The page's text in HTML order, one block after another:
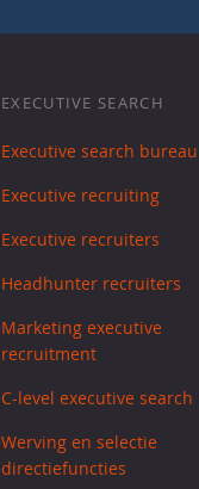
EXECUTIVE SEARCH
Executive search bureau
Executive recruiting
Executive recruiters
Headhunter recruiters
Marketing executive
recruitment
C-level executive search
Werving en selectie
directiefuncties